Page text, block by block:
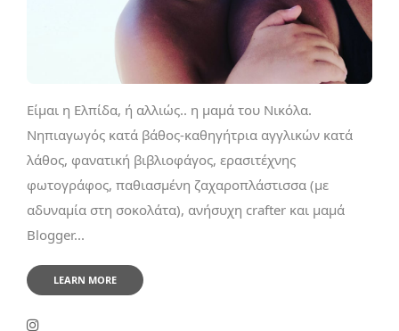
Είμαι η Ελπίδα, ή αλλιώς.. η μαμά του Νικόλα.
Νηπιαγωγός κατά βάθος-καθηγήτρια αγγλικών κατά
λάθος, φανατική βιβλιοφάγος, ερασιτέχνης
φωτογράφος, παθιασμένη ζαχαροπλάστισσα (με
αδυναμία στη σοκολάτα), ανήσυχη crafter και μαμά
Blogger...
LEARN MORE